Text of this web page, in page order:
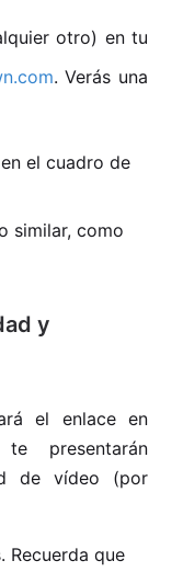
otro) en tu
. Verás una
el cuadro de
similar, como
y
el enlace en
presentarán
de vídeo (por
Recuerda que